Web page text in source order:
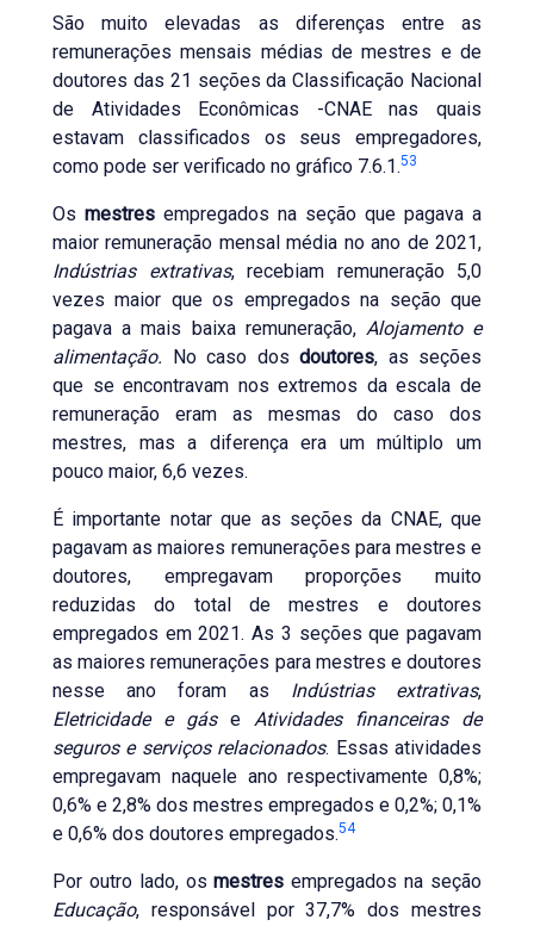
São muito elevadas as diferenças entre as
remunerações mensais médias de mestres e de
doutores das 21 seções da Classificação Nacional
de Atividades Econômicas -CNAE nas quais
estavam classificados os seus empregadores,
como pode ser verificado no gráfico 7.6.1.53
Os mestres empregados na seção que pagava a
maior remuneração mensal média no ano de 2021,
Indústrias extrativas, recebiam remuneração 5,0
vezes maior que os empregados na seção que
pagava a mais baixa remuneração, Alojamento e
alimentação. No caso dos doutores, as seções
que se encontravam nos extremos da escala de
remuneração eram as mesmas do caso dos
mestres, mas a diferença era um múltiplo um
pouco maior, 6,6 vezes.
É importante notar que as seções da CNAE, que
pagavam as maiores remunerações para mestres e
doutores, empregavam proporções muito
reduzidas do total de mestres e doutores
empregados em 2021. As 3 seções que pagavam
as maiores remunerações para mestres e doutores
nesse ano foram as Indústrias extrativas,
Eletricidade e gáse Atividades financeiras de
seguros e serviços relacionados. Essas atividades
empregavam naquele ano respectivamente 0,8%;
0,6% e 2,8% dos mestres empregados e 0,2%; 0,1%
e 0,6% dos doutores empregados.54
Por outro lado, osmestres empregados na seção
Educação, responsável por 37,7% dos mestres